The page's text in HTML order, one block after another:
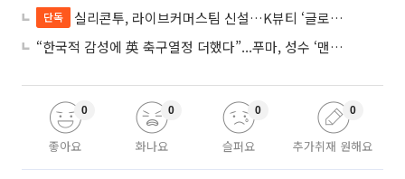
단독
실리콘투, 라이브커머스팀 신설…K뷰티 ‘글로벌 판매망’ 확대 속도
“한국적 감성에 英 축구열정 더했다”...푸마, 성수 ‘맨시티 하우스’ 팝업
좋아요
0
화나요
0
슬퍼요
0
추가취재 원해요
0